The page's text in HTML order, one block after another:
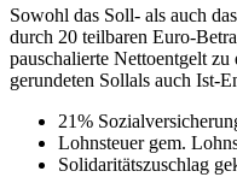
Sowohl das Soll- als auch
durch 20 teilbaren Euro-
pauschalierte Nettoentgelt
gerundeten Sollals auch Ist-
21%
Lohnsteuer gem.
Solidaritätszuschlag